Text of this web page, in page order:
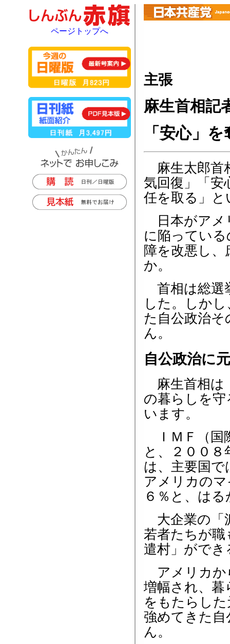
主張
麻生首相記
「安心」
麻生太郎首
気回復」「安
任を取る」と
日本がアメ
に陥ってい
障を改悪し
か。
首相は総選
した。しか
た自公政治
ん。
自公政治に
麻生首相は
の暮らしを
います。
ＩＭＦ（国
と、２００
は、主要国
アメリカの
６％と、は
大企業の「
若者たちが職
遣村」がで
アメリカか
増幅され、
をもたらし
強めてきた自
ん。
ページトップへ